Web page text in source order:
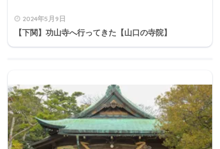
2024年5月9日
【下関】功山寺へ行ってきた【山口の寺院】